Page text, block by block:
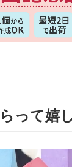
って嬉